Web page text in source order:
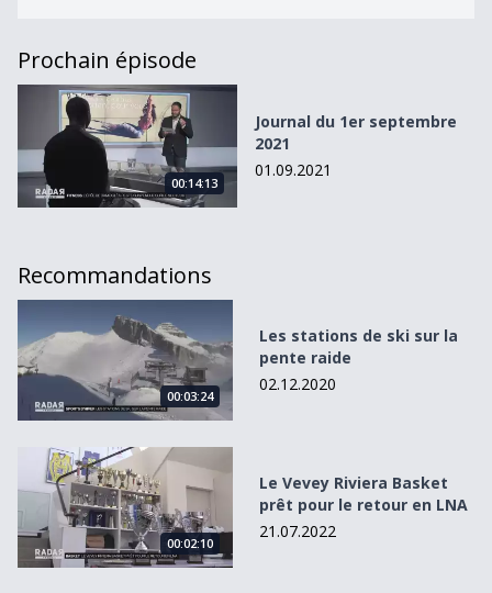
Prochain épisode
Journal du 1er septembre 2021
00:14:13
Journal du 1er septembre
2021
01.09.2021
Recommandations
Les stations de ski sur la pente raide
00:03:24
Les stations de ski sur la
pente raide
02.12.2020
Le Vevey Riviera Basket prêt pour le retour en LNA
00:02:10
Le Vevey Riviera Basket
prêt pour le retour en LNA
21.07.2022